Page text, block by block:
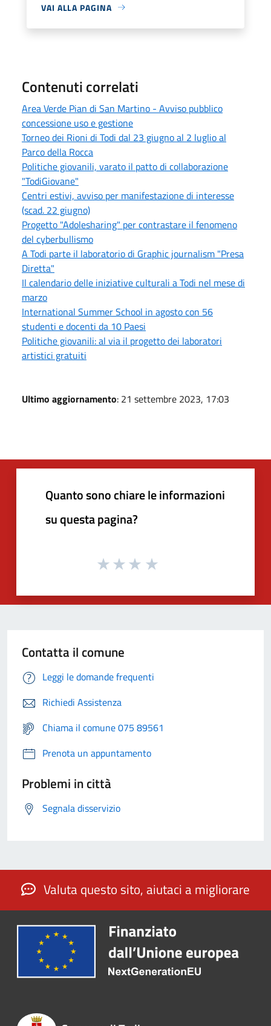
VAI ALLA PAGINA
Contenuti correlati
Area Verde Pian di San Martino - Avviso pubblico
concessione uso e gestione
Torneo dei Rioni di Todi dal 23 giugno al 2 luglio al
Parco della Rocca
Politiche giovanili, varato il patto di collaborazione
"TodiGiovane"
Centri estivi, avviso per manifestazione di interesse
(scad. 22 giugno)
Progetto "Adolesharing" per contrastare il fenomeno
del cyberbullismo
A Todi parte il laboratorio di Graphic journalism "Presa
Diretta"
Il calendario delle iniziative culturali a Todi nel mese di
marzo
International Summer School in agosto con 56
studenti e docenti da 10 Paesi
Politiche giovanili: al via il progetto dei laboratori
artistici gratuiti
Ultimo aggiornamento: 21 settembre 2023, 17:03
Quanto sono chiare le informazioni
su questa pagina?
Contatta il comune
Leggi le domande frequenti
Richiedi Assistenza
Chiama il comune 075 89561
Prenota un appuntamento
Problemi in città
Segnala disservizio
Valuta questo sito, aiutaci a migliorare